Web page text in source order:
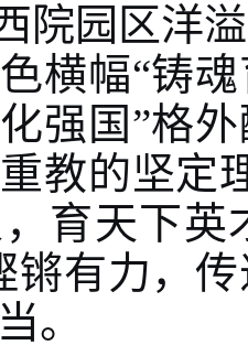
院园区洋
横幅“铸
强国”格
教的坚定
育天下
锵有力，
。